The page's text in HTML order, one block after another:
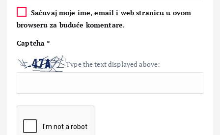
Sačuvaj moje ime, email i web stranicu u ovom
browseru za buduće komentare.
Captcha*
Type the text displayed above: